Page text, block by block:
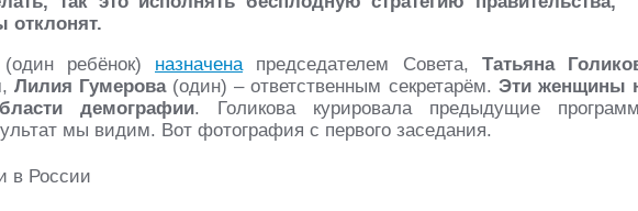
(один ребёнок) назначенапредседателем Совета, Татьяна
Лилия Гумерова(один) – ответственным секретарём. Эти женщины
демографии. Голикова курировала предыдущие
мы видим. Вот фотография с первого заседания.